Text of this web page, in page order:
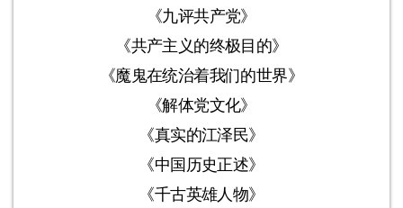
《九评共产党》
《共产主义的终极目的》
《魔鬼在统治着我们的世界》
《解体党文化》
《真实的江泽民》
《中国历史正述》
《千古英雄人物》